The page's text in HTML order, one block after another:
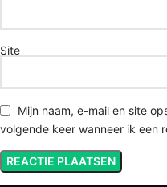
Site
Mijn naam, e-mail en site
volgende keer wanneer ik een